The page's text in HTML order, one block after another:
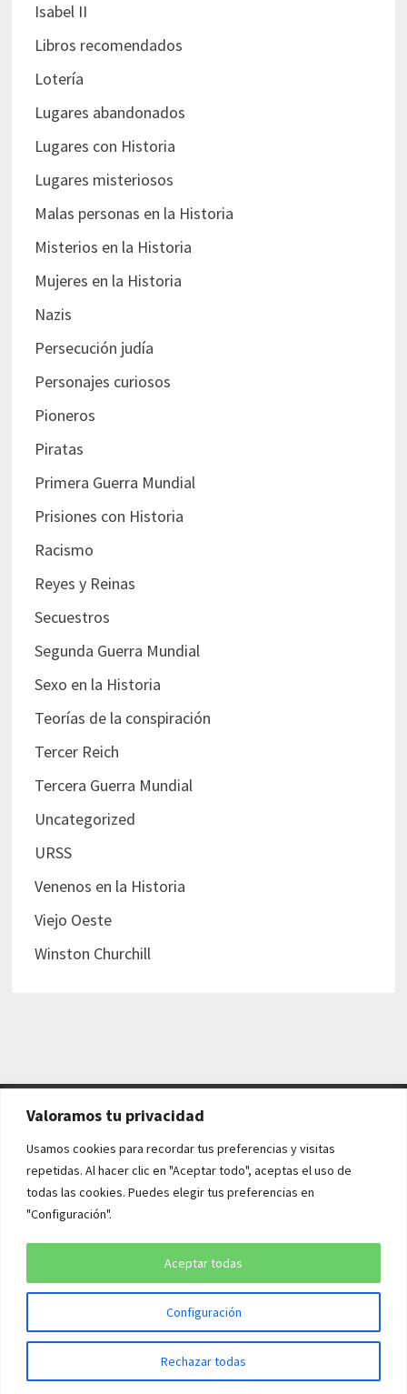
Valoramos tu privacidad
Usamos cookies para recordar tus preferencias y visitas
repetidas. Al hacer clic en "Aceptar todo", aceptas el uso de
todas las cookies. Puedes elegir tus preferencias en
"Configuración".
Configuración
Rechazar todas
Aceptar todas
Isabel II
Libros recomendados
Lotería
Lugares abandonados
Lugares con Historia
Lugares misteriosos
Malas personas en la Historia
Misterios en la Historia
Mujeres en la Historia
Nazis
Persecución judía
Personajes curiosos
Pioneros
Piratas
Primera Guerra Mundial
Prisiones con Historia
Racismo
Reyes y Reinas
Secuestros
Segunda Guerra Mundial
Sexo en la Historia
Teorías de la conspiración
Tercer Reich
Tercera Guerra Mundial
Uncategorized
URSS
Venenos en la Historia
Viejo Oeste
Winston Churchill
AVISO LEGAL Y POLÍTICAS
Aviso legal
Política de cookies
Copyright © 2026¡QUÉ HISTORIA!. Funciona conWordPressy